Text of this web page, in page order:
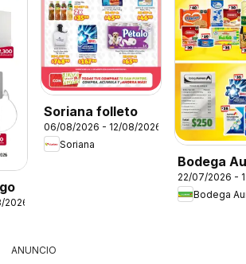
Soriana folleto
06/08/2026 - 12/08/2026
Soriana
Bodega
folleto
22/07/2026 -
Bodega
ANUNCIO